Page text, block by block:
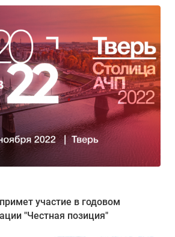
участие в годовом
"Честная позиция"